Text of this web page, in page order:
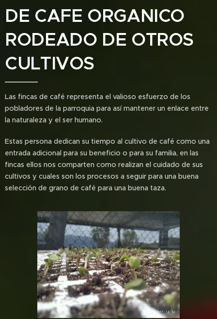
DE CAFE ORGANICO
RODEADO DE OTROS
CULTIVOS
Las fincas de café representa el valioso esfuerzo de los
pobladores de la parroquia para así mantener un enlace entre
la naturaleza y el ser humano.
Estas persona dedican su tiempo al cultivo de café como una
entrada adicional para su beneficio o para su familia, en las
fincas ellos nos comparten como realizan el cuidado de sus
cultivos y cuales son los procesos a seguir para una buena
selección de grano de café para una buena taza.